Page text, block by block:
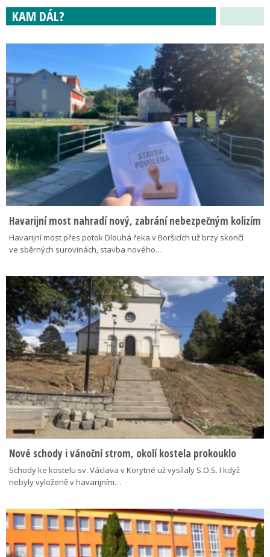
KAM DÁL?
Havarijní most nahradí nový, zabrání nebezpečným kolizím
Havarijní most přes potok Dlouhá řeka v Boršicích už brzy skončí
ve sběrných surovinách, stavba nového…
Nové schody i vánoční strom, okolí kostela prokouklo
Schody ke kostelu sv. Václava v Korytné už vysílaly S.O.S. I když
nebyly vyloženě v havarijním…